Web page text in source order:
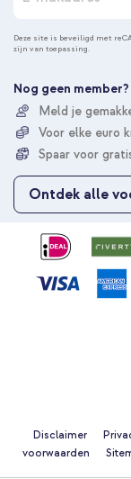
n
n
e
u
o
p
z
Deze site is beveiligd met
zijn van toepassing.
Nog geen member?
Meld je
Voor elke euro
Spaar voor
Ontdek alle
Disclaimer
voorwaarden